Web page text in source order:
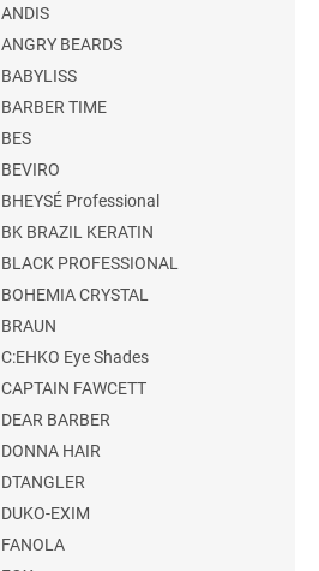
ANDIS
ANGRY BEARDS
BABYLISS
BARBER TIME
BES
BEVIRO
BHEYSÉ Professional
BK BRAZIL KERATIN
BLACK PROFESSIONAL
BOHEMIA CRYSTAL
BRAUN
C:EHKO Eye Shades
CAPTAIN FAWCETT
DEAR BARBER
DONNA HAIR
DTANGLER
DUKO-EXIM
FANOLA